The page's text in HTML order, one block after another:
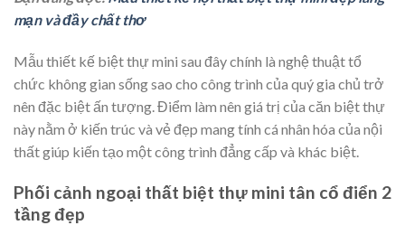
mạn và đầy chất thơ
Mẫu thiết kế biệt thự mini sau đây chính là nghệ thuật tổ
chức không gian sống sao cho công trình của quý gia chủ trở
nên đặc biệt ấn tượng. Điểm làm nên giá trị của căn biệt thự
này nằm ở kiến trúc và vẻ đẹp mang tính cá nhân hóa của nội
thất giúp kiến tạo một công trình đẳng cấp và khác biệt.
Phối cảnh ngoại thất biệt thự mini tân cổ điển 2
tầng đẹp